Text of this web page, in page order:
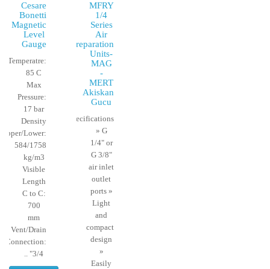
MFRY
1/4
Series
Air
Preparation
Units-
MAG
-
MERT
Akiskan
Gucu
Specifications
» G
1/4" or
G 3/8"
air inlet
outlet
ports »
Light
and
compact
design
»
Easily
Cesare
Bonetti
Magnetic
Level
Gauge
Temperatre:
85 C
Max
Pressure:
17 bar
Density
Upper/Lower:
584/1758
kg/m3
Visible
Length
C to C:
700
mm
Vent/Drain
Connection:
3/4" ..